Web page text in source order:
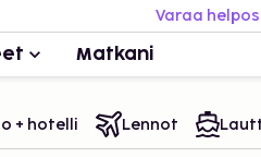
Varaa
Matkani
+ hotelli Lennot